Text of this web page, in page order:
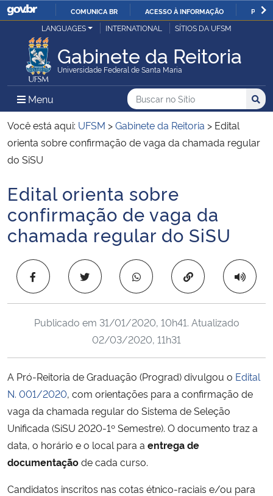
IR
O
COMUNICA BR ACESSO À INFORMAÇÃO
Ministério da Justiça e Segurança Pública
Ministério da Defesa
Ministério das Relações Exteriores
Ministério da Economia
Ministério da Infraestrutura
Ministério da Agricultura, Pecuária e Abastecimento
Ministério da Cidadania
Ministério da Ciência, Tecnologia, Inovações e Comunicações
Ministério do Meio Ambiente
Ministério do Turismo
LANGUAGES INTERNATIONAL SÍTIOS DA UFSM
Gabinete da Reitoria
Universidade Federal de Santa Maria
Menu Menu Principal do Sítio
Busca
Buscar no no Sítio
Busca:
Você está aqui: UFSM >Gabinete da Reitoria > Edital
orienta sobre confirmação de vaga da chamada regular
do SiSU
Início do conteúdo
Edital orienta sobre
confirmação de vaga da
chamada regular do SiSU
Copiar para área
Publicado em 31/01/2020, 10h41. Atualizado
02/03/2020, 11h31
A Pró-Reitoria de Graduação (Prograd) divulgou o Edital
N. 001/2020, com orientações para a confirmação de
vaga da chamada regular do Sistema de Seleção
Unificada (SiSU 2020-1º Semestre). O documento traz a
data, o horário e o local para a entrega de
documentaçãode cada curso.
Candidatos inscritos nas cotas étnico-raciais e/ou para